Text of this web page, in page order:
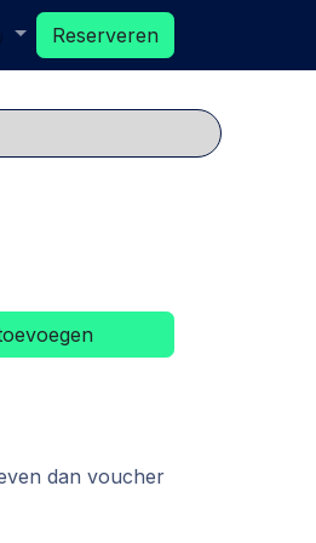
Reserveren
dan voucher